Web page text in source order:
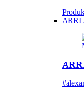
ARRI